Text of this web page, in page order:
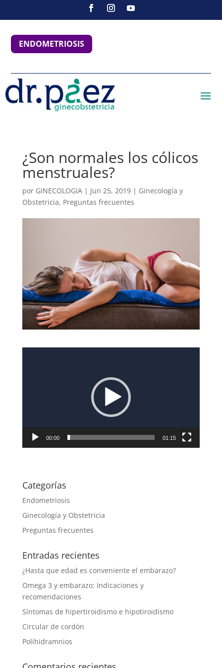
ENDOMETRIOSIS
¿Son normales los cólicos
menstruales?
por GINECOLOGIA| Jun 25, 2019| Ginecología y
Obstetricia, Preguntas frecuentes
00:00 01:15
Categorías
Endometriosis
Ginecología y Obstetricia
Preguntas frecuentes
Entradas recientes
¿Hasta que edad es conveniente el embarazo?
Omega 3 y embarazo: Indicaciones y
recomendaciones
Síntomas de hipertiroidismo e hipotiroidismo
Circular de cordón
Polihidramnios